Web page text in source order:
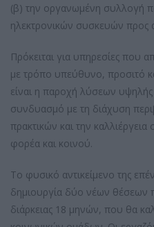
(β) την οργανωμένη συλλογή
ηλεκτρονικών συσκευών προς
Πρόκειται για υπηρεσίες που
με τρόπο υπεύθυνο, προσιτό
είναι η παροχή λύσεων υψηλής
συνδυασμό με τη διάχυση
πρακτικών και την
φορέα και κοινού.
Το φυσικό αντικείμενο της
δημιουργία δύο νέων θέσεων
διάρκειας 18 μηνών, που θα